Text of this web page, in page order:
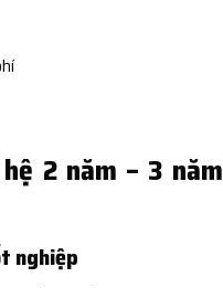
2 năm – 3
nghiệp